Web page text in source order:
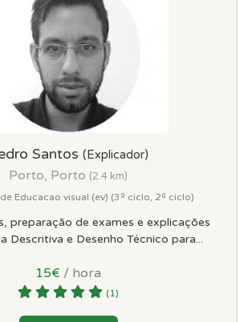
Santos (Explicador)
Porto, Porto (2.4 km)
Educacao visual (ev) (3º ciclo, 2º ciclo)
preparação de exames e explicações
Descritiva e Desenho Técnico para...
15€ / hora
(1)